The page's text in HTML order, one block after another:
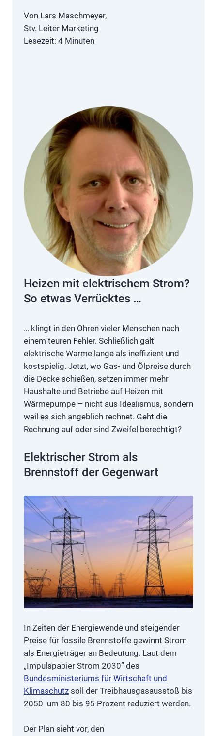
Von Lars Maschmeyer,
Stv. Leiter Marketing
Lesezeit: 4 Minuten
Heizen mit elektrischem Strom?
So etwas Verrücktes …
… klingt in den Ohren vieler Menschen nach
einem teuren Fehler. Schließlich galt
elektrische Wärme lange als ineffizient und
kostspielig. Jetzt, wo Gas- und Ölpreise durch
die Decke schießen, setzen immer mehr
Haushalte und Betriebe auf Heizen mit
Wärmepumpe – nicht aus Idealismus, sondern
weil es sich angeblich rechnet. Geht die
Rechnung auf oder sind Zweifel berechtigt?
Elektrischer Strom als
Brennstoff der Gegenwart
In Zeiten der Energiewende und steigender
Preise für fossile Brennstoffe gewinnt Strom
als Energieträger an Bedeutung. Laut dem
„Impulspapier Strom 2030” des
Bundesministeriums für Wirtschaft und
Klimaschutz soll der Treibhausgasausstoß bis
2050 um 80 bis 95 Prozent reduziert werden.
Der Plan sieht vor, den